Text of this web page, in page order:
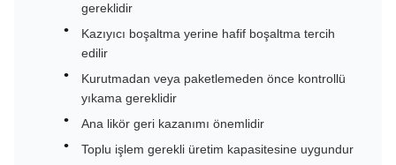
gereklidir
Kazıyıcı boşaltma yerine hafif boşaltma tercih
edilir
Kurutmadan veya paketlemeden önce kontrollü
yıkama gereklidir
Ana likör geri kazanımı önemlidir
Toplu işlem gerekli üretim kapasitesine uygundur